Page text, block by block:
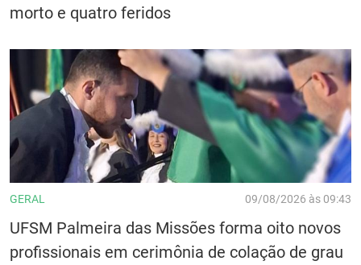
morto e quatro feridos
GERAL 09/08/2026 às 09:43
UFSM Palmeira das Missões forma oito novos
profissionais em cerimônia de colação de grau